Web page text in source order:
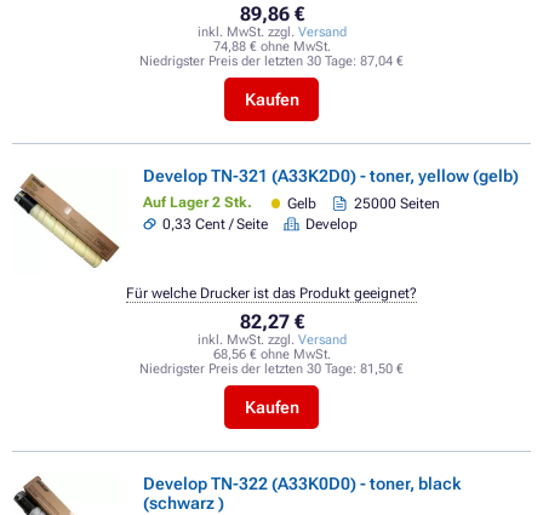
89,86 €
inkl. MwSt. zzgl. Versand
74,88 € ohne MwSt.
Niedrigster Preis der letzten 30 Tage: 87,04 €
Kaufen
Develop TN-321 (A33K2D0) - toner, yellow (gelb)
Auf Lager 2 Stk. Gelb
25000 Seiten
0,33 Cent / Seite
Develop
82,27 €
inkl. MwSt. zzgl. Versand
68,56 € ohne MwSt.
Niedrigster Preis der letzten 30 Tage: 81,50 €
Kaufen
Für welche Drucker ist das Produkt geeignet?
Develop TN-322 (A33K0D0) - toner, black
(schwarz )